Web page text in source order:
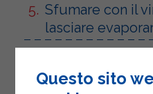
Sfumare con il
lasciare
allo zafferano,
Questo sito